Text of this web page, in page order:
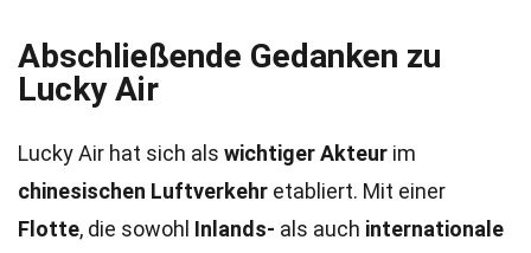
Abschließende Gedanken zu
Lucky Air
Lucky Air hat sich als wichtiger Akteur im
chinesischen Luftverkehr etabliert. Mit einer
Flotte, die sowohl Inlands- als auch internationale